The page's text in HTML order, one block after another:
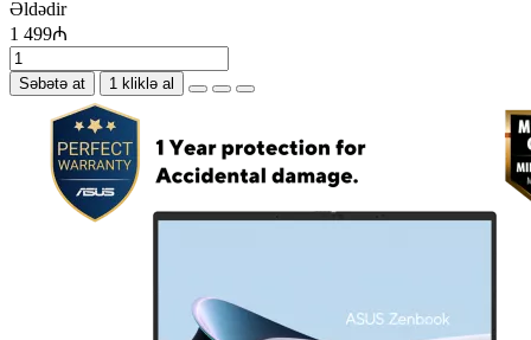
Əldədir
1 499₼
Səbətə at 1 kliklə al